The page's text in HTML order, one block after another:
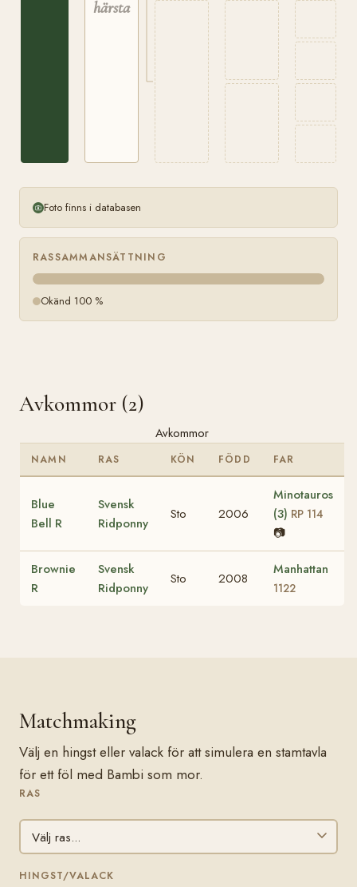
härstamning
Foto finns i databasen
RASSAMMANSÄTTNING
Okänd 100 %
Avkommor (2)
Avkommor
NAMN RAS KÖN FÖDD FAR
Blue
Bell R
Svensk
Ridponny
Sto 2006
Minotauros
(3) RP 114
📷
Brownie
R
Svensk
Ridponny
Sto 2008
Manhattan
1122
Matchmaking
Välj en hingst eller valack för att simulera en stamtavla
för ett föl med Bambi som mor.
RAS
HINGST/VALACK